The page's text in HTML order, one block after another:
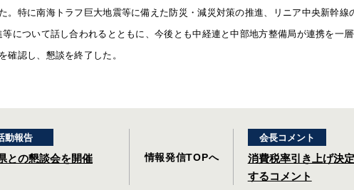
。特に南海トラフ巨大地震等に備えた防災・減災対策の推進、リニア中央新幹線
等について話し合われるとともに、今後とも中経連と中部地方整備局が連携を一
確認し、懇談を終了した。
動報告
との懇談会を開催 情報発信TOPへ
会長コメント
消費税率引き上げ決
するコメント